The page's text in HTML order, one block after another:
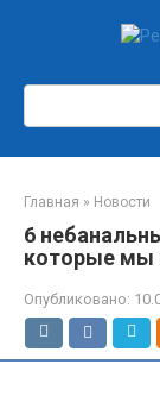
Поиск:
Главная » Новости
6
которые мы
Опубликовано: